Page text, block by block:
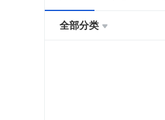
全部分类 